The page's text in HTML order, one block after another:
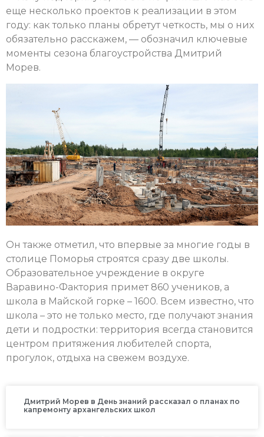
еще несколько проектов к реализации в этом
году: как только планы обретут четкость, мы о них
обязательно расскажем, — обозначил ключевые
моменты сезона благоустройства Дмитрий
Морев.
Он также отметил, что впервые за многие годы в
столице Поморья строятся сразу две школы.
Образовательное учреждение в округе
Варавино-Фактория примет 860 учеников, а
школа в Майской горке – 1600. Всем известно, что
школа – это не только место, где получают знания
дети и подростки: территория всегда становится
центром притяжения любителей спорта,
прогулок, отдыха на свежем воздухе.
Дмитрий Морев в День знаний рассказал о планах по
капремонту архангельских школ